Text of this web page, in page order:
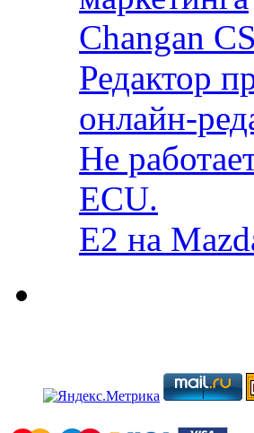
Changan
Редактор
онлайн-
Не
ECU.
E2 на